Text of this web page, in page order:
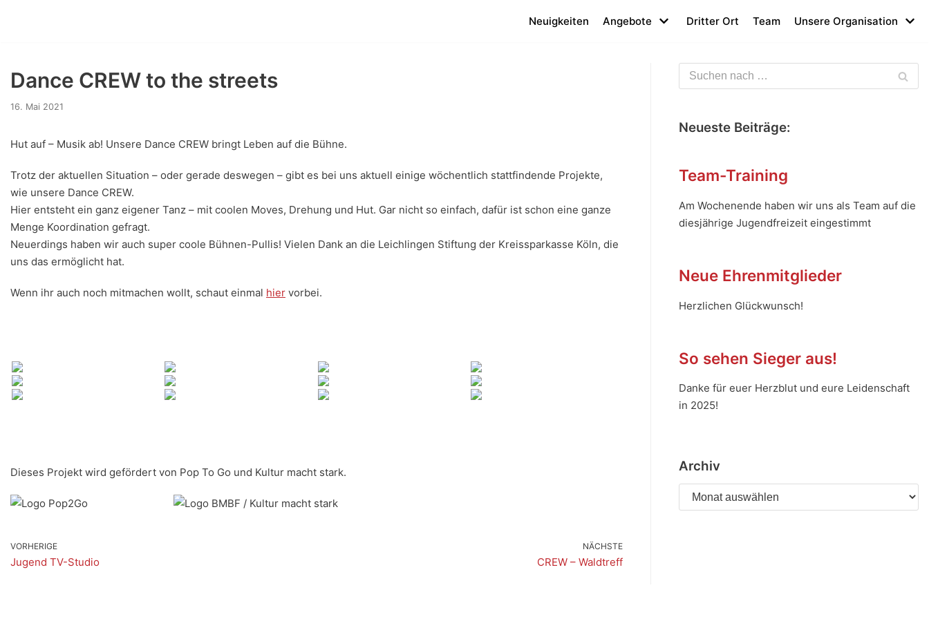
Neuigkeiten Angebote Dritter Ort Team Unsere Organisation
Dance CREW to the streets
16. Mai 2021
Hut auf – Musik ab! Unsere Dance CREW bringt Leben auf die Bühne.
Trotz der aktuellen Situation – oder gerade deswegen – gibt es bei uns aktuell einige wöchentlich stattfindende Projekte,
wie unsere Dance CREW.
Hier entsteht ein ganz eigener Tanz – mit coolen Moves, Drehung und Hut. Gar nicht so einfach, dafür ist schon eine ganze
Menge Koordination gefragt.
Neuerdings haben wir auch super coole Bühnen-Pullis! Vielen Dank an die Leichlingen Stiftung der Kreissparkasse Köln, die
uns das ermöglicht hat.
Wenn ihr auch noch mitmachen wollt, schaut einmal hier vorbei.
Dieses Projekt wird gefördert von Pop To Go und Kultur macht stark.
VORHERIGE
Jugend TV-Studio
NÄCHSTE
CREW – Waldtreff
Neueste Beiträge:
Team-Training
Am Wochenende haben wir uns als Team auf die
diesjährige Jugendfreizeit eingestimmt
Neue Ehrenmitglieder
Herzlichen Glückwunsch!
So sehen Sieger aus!
Danke für euer Herzblut und eure Leidenschaft
in 2025!
Archiv